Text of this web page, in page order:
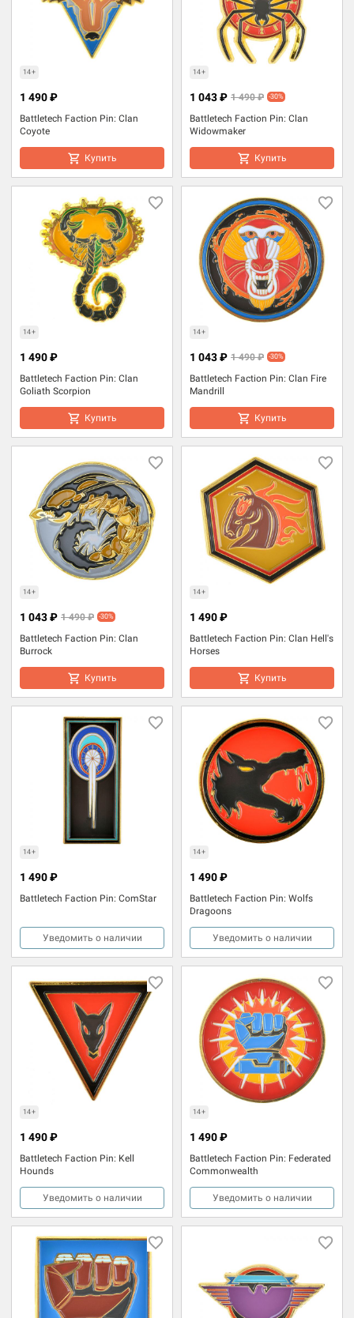
14+
Battletech Faction Pin: Clan
Coyote
1 490 ₽
Купить
14+
Battletech Faction Pin: Clan
Widowmaker
1 043 ₽ 1 490 ₽ -30%
Купить
14+
Battletech Faction Pin: Clan
Goliath Scorpion
1 490 ₽
Купить
14+
Battletech Faction Pin: Clan Fire
Mandrill
1 043 ₽ 1 490 ₽ -30%
Купить
14+
Battletech Faction Pin: Clan
Burrock
1 043 ₽ 1 490 ₽ -30%
Купить
14+
Battletech Faction Pin: Clan Hell's
Horses
1 490 ₽
Купить
14+
Battletech Faction Pin: ComStar
1 490 ₽
Уведомить о наличии
14+
Battletech Faction Pin: Wolfs
Dragoons
1 490 ₽
Уведомить о наличии
14+
Battletech Faction Pin: Kell
Hounds
1 490 ₽
Уведомить о наличии
14+
Battletech Faction Pin: Federated
Commonwealth
1 490 ₽
Уведомить о наличии